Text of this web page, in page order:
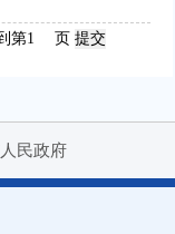
第 页
民政府